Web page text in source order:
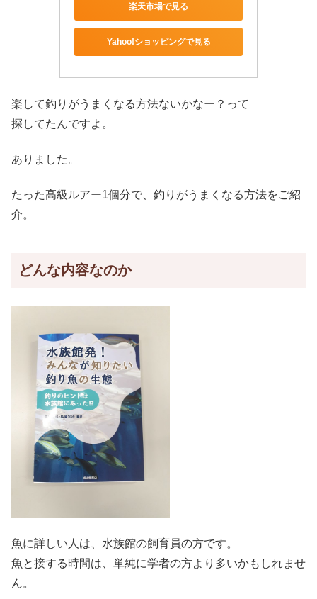
楽天市場で見る
Yahoo!ショッピングで見る
楽して釣りがうまくなる方法ないかなー？って
探してたんですよ。
ありました。
たった高級ルアー1個分で、釣りがうまくなる方法をご紹
介。
どんな内容なのか
魚に詳しい人は、水族館の飼育員の方です。
魚と接する時間は、単純に学者の方より多いかもしれませ
ん。